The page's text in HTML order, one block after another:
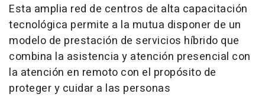
Esta amplia red de centros de alta capacitación
tecnológica permite a la mutua disponer de un
modelo de prestación de servicios híbrido que
combina la asistencia y atención presencial con
la atención en remoto con el propósito de
proteger y cuidar a las personas